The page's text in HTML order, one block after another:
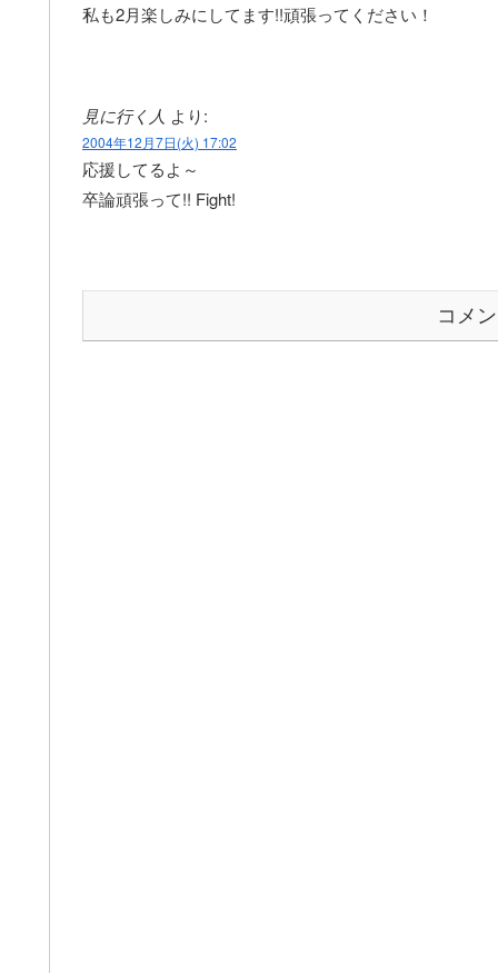
私も2月楽しみにしてます!!頑張ってください！
見に行く人 より:
2004年12月7日(火) 17:02
応援してるよ～
卒論頑張って!! Fight!
コメ